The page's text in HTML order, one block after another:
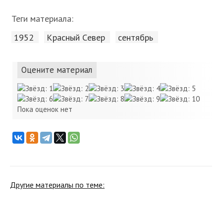
Теги материала:
1952 Красный Cевер сентябрь
Оцените материал
Пока оценок нет
Другие материалы по теме: